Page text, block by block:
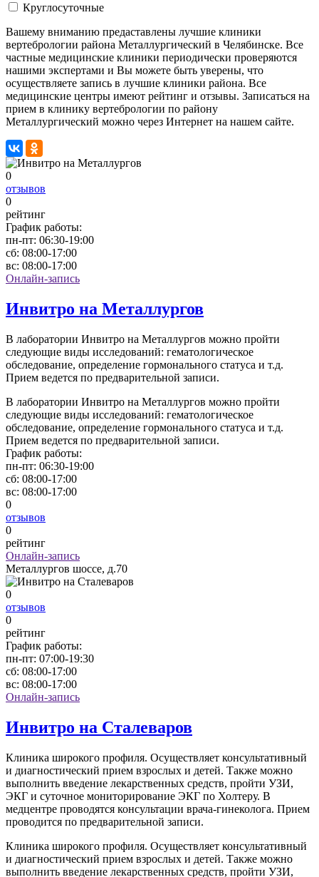
Круглосуточные
Вашему вниманию предаставлены лучшие клиники
вертебрологии района Металлургический в Челябинске. Все
частные медицинские клиники периодически проверяются
нашими экспертами и Вы можете быть уверены, что
осуществляете запись в лучшие клиники района. Все
медицинские центры имеют рейтинг и отзывы. Записаться на
прием в клинику вертебрологии по району
Металлургический можно через Интернет на нашем сайте.
0
отзывов
0
рейтинг
График работы:
пн-пт: 06:30-19:00
сб: 08:00-17:00
вс: 08:00-17:00
Онлайн-запись
Инвитро на Металлургов
В лаборатории Инвитро на Металлургов можно пройти
следующие виды исследований: гематологическое
обследование, определение гормонального статуса и т.д.
Прием ведется по предварительной записи.
В лаборатории Инвитро на Металлургов можно пройти
следующие виды исследований: гематологическое
обследование, определение гормонального статуса и т.д.
Прием ведется по предварительной записи.
График работы:
пн-пт: 06:30-19:00
сб: 08:00-17:00
вс: 08:00-17:00
0
отзывов
0
рейтинг
Онлайн-запись
Металлургов шоссе, д.70
0
отзывов
0
рейтинг
График работы:
пн-пт: 07:00-19:30
сб: 08:00-17:00
вс: 08:00-17:00
Онлайн-запись
Инвитро на Сталеваров
Клиника широкого профиля. Осуществляет консультативный
и диагностический прием взрослых и детей. Также можно
выполнить введение лекарственных средств, пройти УЗИ,
ЭКГ и суточное мониторирование ЭКГ по Холтеру. В
медцентре проводятся консультации врача-гинеколога. Прием
проводится по предварительной записи.
Клиника широкого профиля. Осуществляет консультативный
и диагностический прием взрослых и детей. Также можно
выполнить введение лекарственных средств, пройти УЗИ,